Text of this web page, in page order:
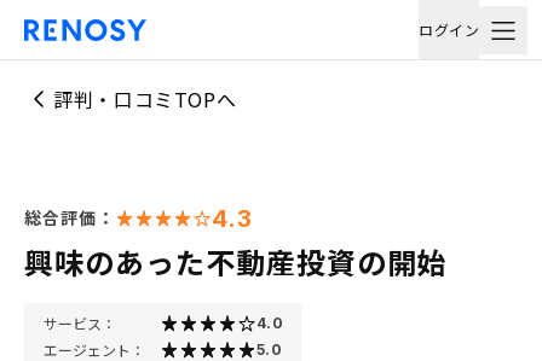
ログイン
評判・口コミTOPへ
総合評価： 4.3
興味のあった不動産投資の開始
サービス： 4.0
エージェント： 5.0